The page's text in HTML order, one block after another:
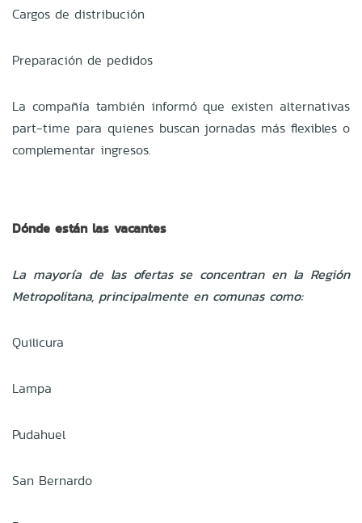
Cargos de distribución
Preparación de pedidos
La compañía también informó que existen alternativas
part-time para quienes buscan jornadas más flexibles o
complementar ingresos.
Dónde están las vacantes
La mayoría de las ofertas se concentran en la Región
Metropolitana, principalmente en comunas como:
Quilicura
Lampa
Pudahuel
San Bernardo